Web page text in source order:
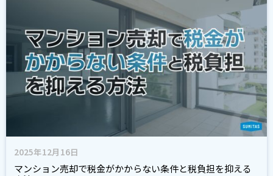
2025年12月16日
マンション売却で税金がかからない条件と税負担を抑える